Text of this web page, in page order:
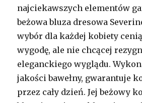
najciekawszych elementów
beżowa bluza dresowa
wybór dla każdej kobiety
wygodę, ale nie chcącej
eleganckiego wyglądu.
jakości bawełny, gwarantuje
przez cały dzień. Jej beżowy